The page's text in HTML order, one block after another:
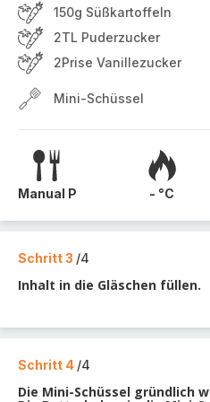
150g Süßkartoffeln
2TL Puderzucker
2Prise Vanillezucker
Mini-Schüssel
Manual P - °C
Schritt 3 /4
Inhalt in die Gläschen füllen.
Schritt 4 /4
Die Mini-Schüssel gründlich